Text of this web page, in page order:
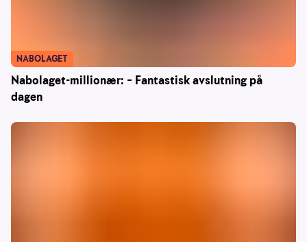
Nabolaget-millionær: – Fantastisk avslutning på
dagen
NABOLAGET